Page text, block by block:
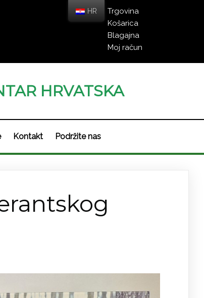
Trgovina
Košarica
Blagajna
Moj račun
HRVATSKA
Kontakt Podržite nas
HR